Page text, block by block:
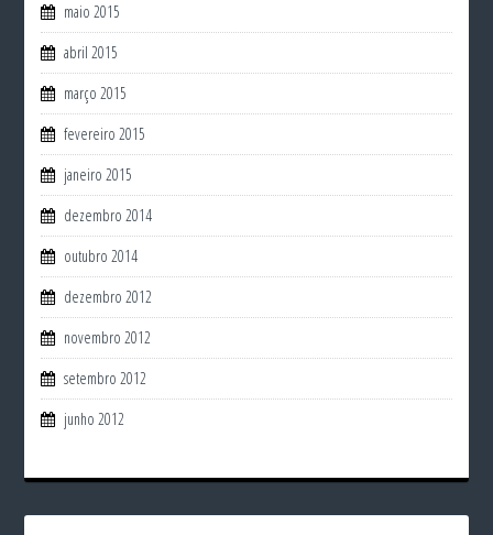
maio 2015
abril 2015
março 2015
fevereiro 2015
janeiro 2015
dezembro 2014
outubro 2014
dezembro 2012
novembro 2012
setembro 2012
junho 2012